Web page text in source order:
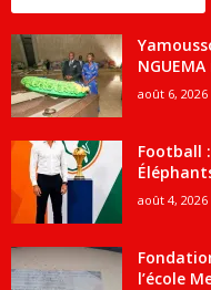
août 6, 2026
Football
août 4, 2026
l’école